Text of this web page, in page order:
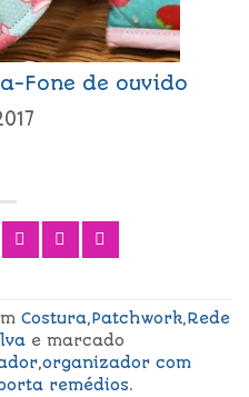
Fone de ouvido
Costura,Patchwork,Rede
e marcado
,organizador com
remédios.